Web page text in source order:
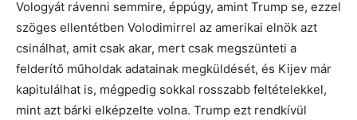
Vologyát rávenni semmire, éppúgy, amint Trump se, ezzel
szöges ellentétben Volodimirrel az amerikai elnök azt
csinálhat, amit csak akar, mert csak megszünteti a
felderítő műholdak adatainak megküldését, és Kijev már
kapitulálhat is, mégpedig sokkal rosszabb feltételekkel,
mint azt bárki elképzelte volna. Trump ezt rendkívül